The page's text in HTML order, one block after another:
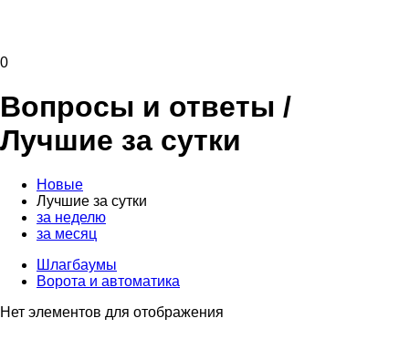
0
Вопросы и ответы /
Лучшие за сутки
Новые
Лучшие за сутки
за неделю
за месяц
Шлагбаумы
Ворота и автоматика
Нет элементов для отображения